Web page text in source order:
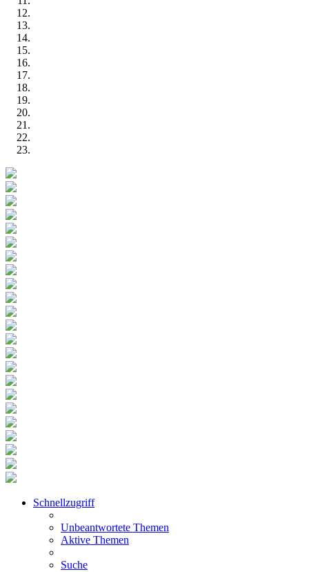
Schnellzugriff
Unbeantwortete Themen
Aktive Themen
Suche